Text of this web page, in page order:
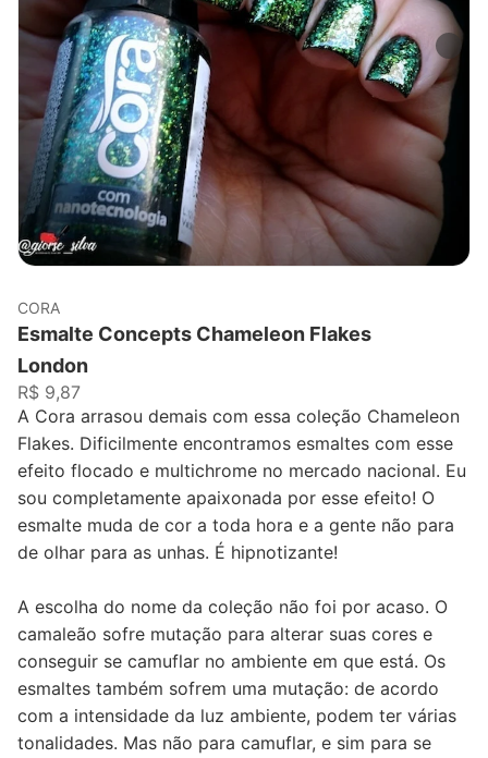
CORA
Esmalte Concepts Chameleon Flakes
London
R$ 9,87
A Cora arrasou demais com essa coleção Chameleon
Flakes. Dificilmente encontramos esmaltes com esse
efeito flocado e multichrome no mercado nacional. Eu
sou completamente apaixonada por esse efeito! O
esmalte muda de cor a toda hora e a gente não para
de olhar para as unhas. É hipnotizante!
A escolha do nome da coleção não foi por acaso. O
camaleão sofre mutação para alterar suas cores e
conseguir se camuflar no ambiente em que está. Os
esmaltes também sofrem uma mutação: de acordo
com a intensidade da luz ambiente, podem ter várias
tonalidades. Mas não para camuflar, e sim para se